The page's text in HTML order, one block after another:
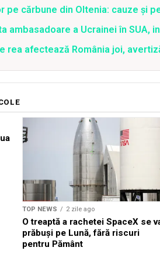
pe cărbune din Oltenia: cauze și
ambasadoare a Ucrainei în SUA,
rea afectează România joi,
TOP NEWS 2 zile ago
O treaptă a rachetei SpaceX se
prăbuși pe Lună, fără riscuri
pentru Pământ